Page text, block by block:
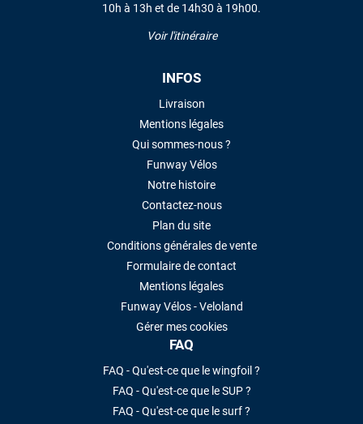
10h à 13h et de 14h30 à 19h00.
Voir l'itinéraire
INFOS
Livraison
Mentions légales
Qui sommes-nous ?
Funway Vélos
Notre histoire
Contactez-nous
Plan du site
Conditions générales de vente
Formulaire de contact
Mentions légales
Funway Vélos - Veloland
Gérer mes cookies
FAQ
FAQ - Qu'est-ce que le wingfoil ?
FAQ - Qu'est-ce que le SUP ?
FAQ - Qu'est-ce que le surf ?